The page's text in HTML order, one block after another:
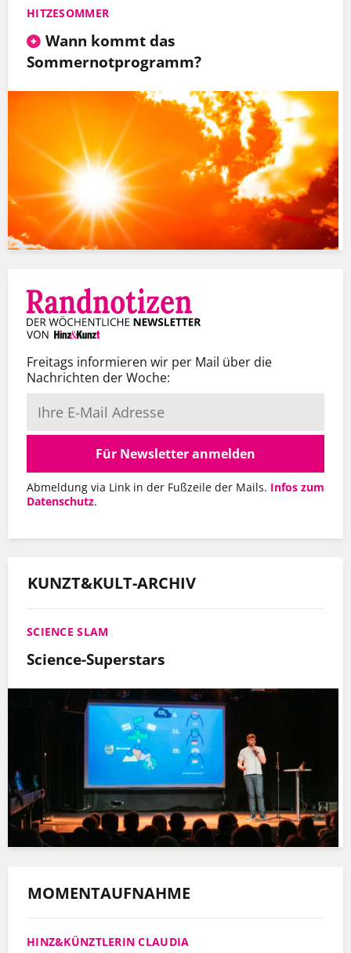
HITZESOMMER
Wann kommt das
Sommernotprogramm?
Freitags informieren wir per Mail über die
Nachrichten der Woche:
Für Newsletter anmelden
Abmeldung via Link in der Fußzeile der Mails. Infos zum
Datenschutz.
KUNZT&KULT-ARCHIV
SCIENCE SLAM
Science-Superstars
MOMENTAUFNAHME
HINZ&KÜNZTLERIN CLAUDIA